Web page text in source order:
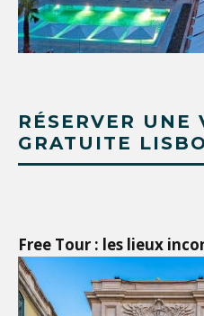
RÉSERVER UNE
GRATUITE
Free Tour : les lieux